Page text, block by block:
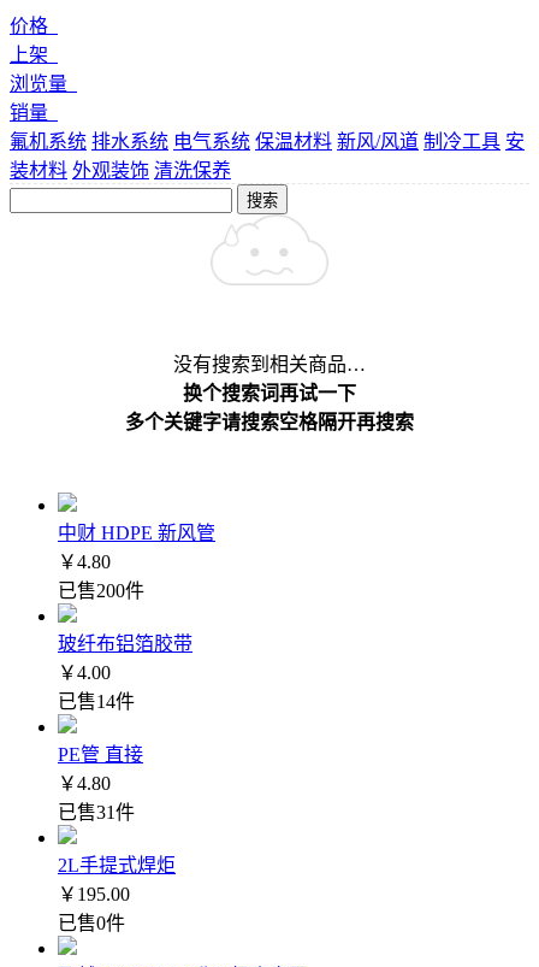
价格
上架
浏览量
销量
氟机系统 排水系统 电气系统 保温材料 新风/风道 制冷工具 安
装材料 外观装饰 清洗保养
搜索
没有搜索到相关商品…
换个搜索词再试一下
多个关键字请搜索空格隔开再搜索
中财 HDPE 新风管
￥4.80
已售200件
玻纤布铝箔胶带
￥4.00
已售14件
PE管 直接
￥4.80
已售31件
2L手提式焊炬
￥195.00
已售0件